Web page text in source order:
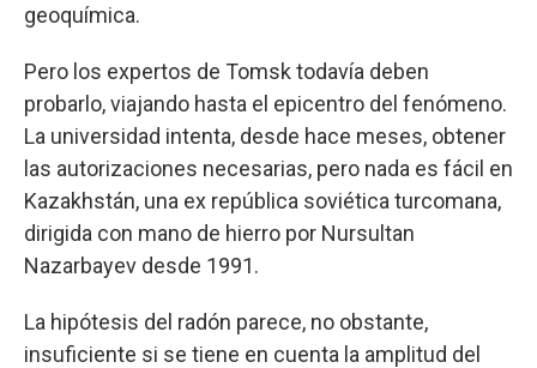
geoquímica.
Pero los expertos de Tomsk todavía deben
probarlo, viajando hasta el epicentro del fenómeno.
La universidad intenta, desde hace meses, obtener
las autorizaciones necesarias, pero nada es fácil en
Kazakhstán, una ex república soviética turcomana,
dirigida con mano de hierro por Nursultan
Nazarbayev desde 1991.
La hipótesis del radón parece, no obstante,
insuficiente si se tiene en cuenta la amplitud del